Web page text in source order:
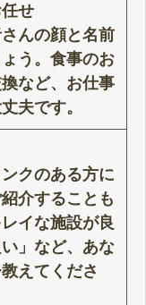
せ
んの顔と名前
う。食事のお
など、お仕事
夫です。
クのある方に
介することも
イな施設が良
」など、あな
えてくださ